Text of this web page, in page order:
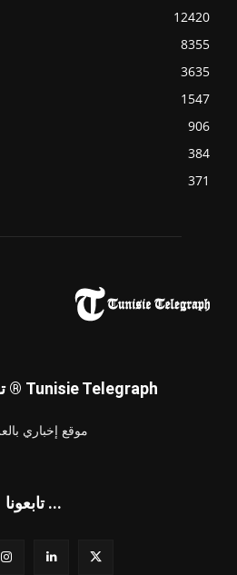
12420
8355
3635
1547
906
384
371
تونيزي تلغراف ® Tunisie Telegraph
موقع إخباري
تابعونا ...